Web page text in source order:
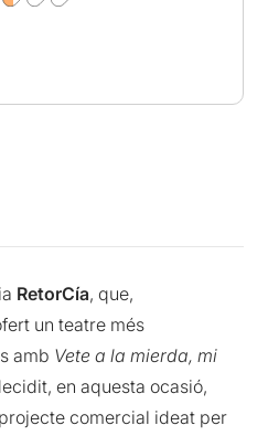
RetorCía, que,
un teatre més
amb Vete a la mierda, mi
en aquesta ocasió,
comercial ideat per